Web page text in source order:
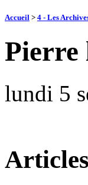
Accueil > 4 - Les
Pierre
lundi 5